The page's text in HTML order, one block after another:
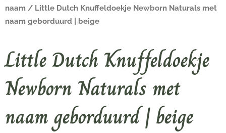
naam / Little Dutch Knuffeldoekje Newborn Naturals met
naam geborduurd | beige
Little Dutch Knuffeldoekje
Newborn Naturals met
naam geborduurd | beige